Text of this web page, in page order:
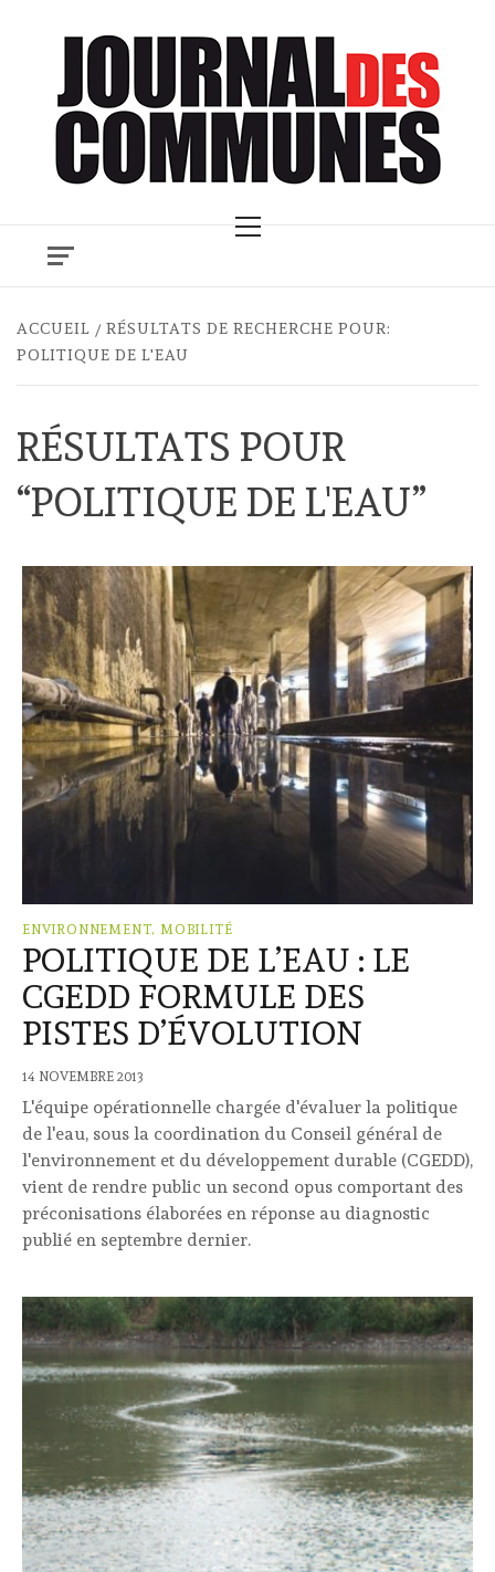
Menu
ACCUEIL
RÉSULTATS DE RECHERCHE POUR:
POLITIQUE DE L'EAU
RÉSULTATS POUR
“POLITIQUE DE L'EAU”
ENVIRONNEMENT, MOBILITÉ
POLITIQUE DE L’EAU : LE
CGEDD FORMULE DES
PISTES D’ÉVOLUTION
14 NOVEMBRE 2013
L'équipe opérationnelle chargée d'évaluer la politique
de l'eau, sous la coordination du Conseil général de
l'environnement et du développement durable (CGEDD),
vient de rendre public un second opus comportant des
préconisations élaborées en réponse au diagnostic
publié en septembre dernier.